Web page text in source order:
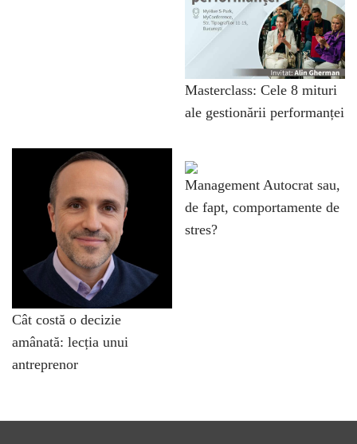
Masterclass: Cele 8 mituri
ale gestionării performanței
Cât costă o decizie
amânată: lecția unui
antreprenor
Management Autocrat sau,
de fapt, comportamente de
stres?